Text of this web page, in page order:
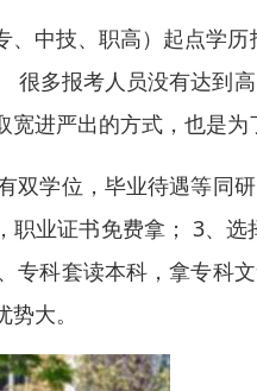
、中技、职高）起点学
很多报考人员没有达到
进严出的方式，也是为
双学位，毕业待遇等同
职业证书免费拿； 3、
专科套读本科，拿专科
大。